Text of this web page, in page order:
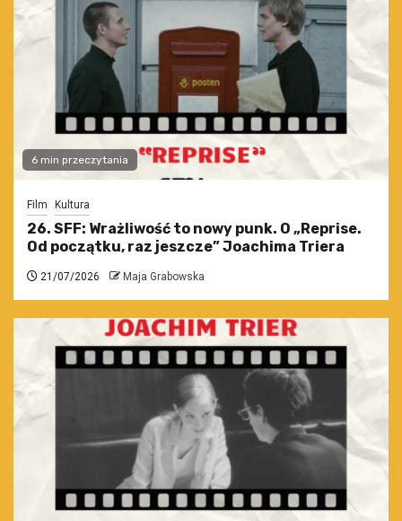
6 min przeczytania
Film Kultura
26. SFF: Wrażliwość to nowy punk. O „Reprise.
Od początku, raz jeszcze” Joachima Triera
21/07/2026 Maja Grabowska